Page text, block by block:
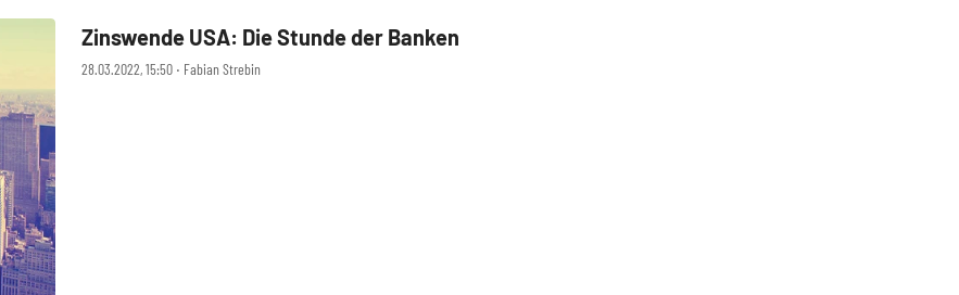
28.03.2022, 15:50 ‧ Fabian Strebin
Zinswende USA: Die Stunde der Banken